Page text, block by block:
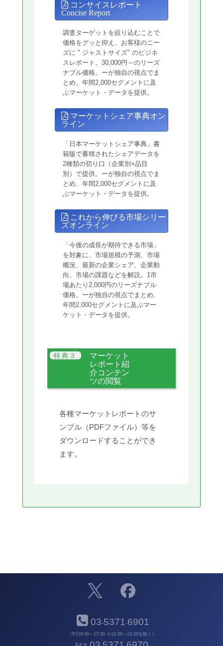
コンサイスレポート
Concise Report
調査ターゲットを絞り込むことで
価格をグッと抑え、お客様のニー
ズに " ジャストサイズ" のビジネ
スレポート。30,000円～のリーズ
ナブル価格。ーが独自の視点でま
とめ、年間2,000セグメントに及
ぶマーケット・データを提供。
マーケットシェア事典オン
ライン
「日本マーケットシェア事典」書
籍版で蓄積されたシェアデータを
2種類の切り口（企業別×品目
別）で提供。ーが独自の視点でま
とめ、年間2,000セグメントに及
ぶマーケット・データを提供。
これから伸びる市場シリー
ズオンライン
「今後の成長が期待できる市場」
を対象に、市場規模の予測、市場
概況、最新の企業シェア、企業動
向、市場の課題などを解説。1市
場あたり2,000円のリーズナブル
価格。ーが独自の視点でまとめ、
年間2,000セグメントに及ぶマー
ケット・データを提供。
マーケット
レポート紹
介コンテン
ツの閲覧
各種マーケットレポートのサ
ンプル（PDFファイル）等を
ダウンロードすることができ
ます。
03-5371-6901
（平日9:00～17:00 ※12:00～13:00を除く）